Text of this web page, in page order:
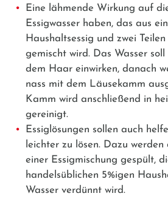
Eine lähmende Wirkung auf
Essigwasser haben, das aus
Haushaltsessig und zwei
gemischt wird. Das Wasser
dem Haar einwirken, danach
nass mit dem Läusekamm
Kamm wird anschließend in
gereinigt.
Essiglösungen sollen auch
leichter zu lösen. Dazu
einer Essigmischung gespült,
handelsüblichen 5%igen
Wasser verdünnt wird.